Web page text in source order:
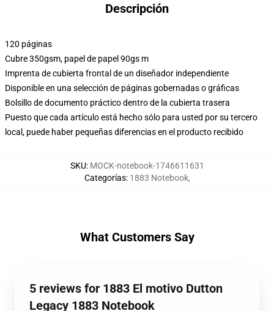
Descripción
120 páginas
Cubre 350gsm, papel de papel 90gs m
Imprenta de cubierta frontal de un diseñador independiente
Disponible en una selección de páginas gobernadas o gráficas
Bolsillo de documento práctico dentro de la cubierta trasera
Puesto que cada artículo está hecho sólo para usted por su tercero
local, puede haber pequeñas diferencias en el producto recibido
SKU: MOCK-notebook-1746611631
Categorías: 1883 Notebook,
What Customers Say
5 reviews for 1883 El motivo Dutton
Legacy 1883 Notebook